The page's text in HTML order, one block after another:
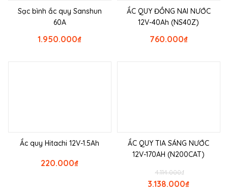
Sạc bình ắc quy Sanshun
60A
₫
1.950.000
ẮC QUY ĐỒNG NAI NƯỚC
12V-40Ah (NS40Z)
₫
760.000
Ắc quy Hitachi 12V-1.5Ah
₫
220.000
ẮC QUY TIA SÁNG NƯỚC
12V-170AH (N200CAT)
₫
4.114.000
₫
3.138.000